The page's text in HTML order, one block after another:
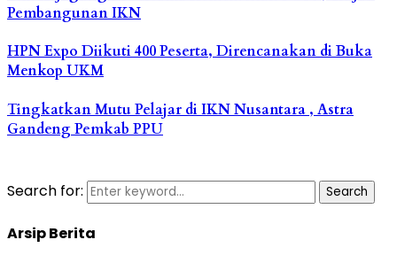
Pembangunan IKN
HPN Expo Diikuti 400 Peserta, Direncanakan di Buka
Menkop UKM
Tingkatkan Mutu Pelajar di IKN Nusantara , Astra
Gandeng Pemkab PPU
Search for: Search
Arsip Berita